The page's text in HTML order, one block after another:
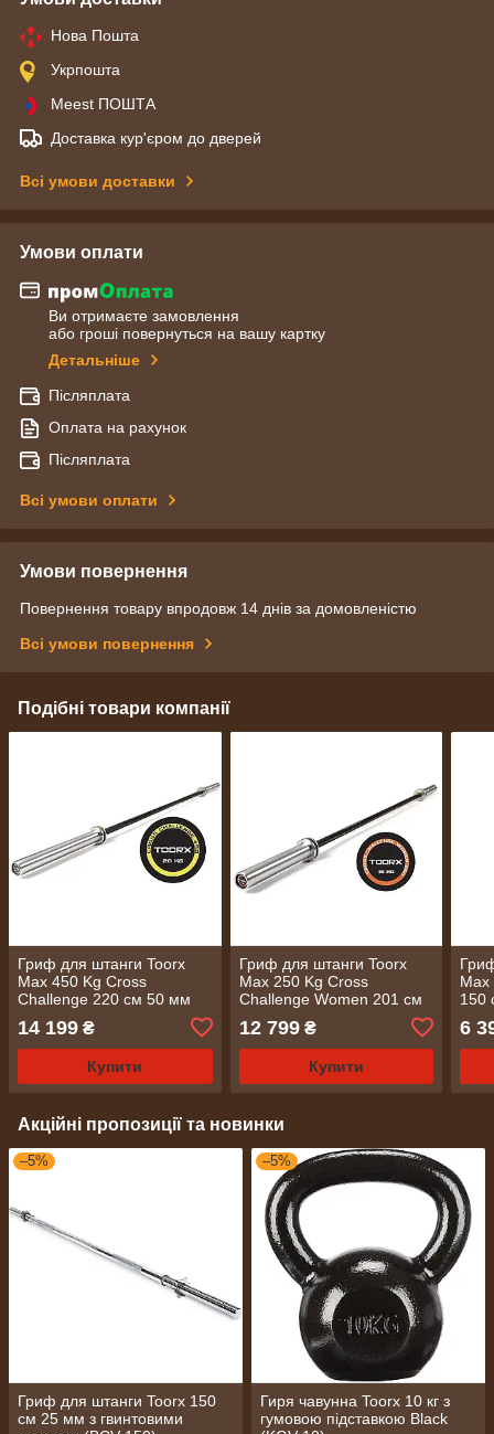
Нова Пошта
Укрпошта
Meest ПОШТА
Доставка кур'єром до дверей
Всі умови доставки
Умови оплати
Ви отримаєте замовлення
або гроші повернуться на вашу картку
Детальніше
Післяплата
Оплата на рахунок
Післяплата
Всі умови оплати
Умови повернення
Повернення товару впродовж 14 днів за домовленістю
Всі умови повернення
Подібні товари компанії
Гриф для штанги Toorx
Max 450 Kg Cross
Challenge 220 см 50 мм
14 199 ₴
Купити
Гриф для штанги Toorx
Max 250 Kg Cross
Challenge Women 201 см
12 799₴
Купити
Max
150
6
Акційні пропозиції та новинки
–5%
Гриф для штанги Toorx 150
см 25 мм з гвинтовими
–5%
Гиря чавунна Toorx 10 кг з
гумовою підставкою Black